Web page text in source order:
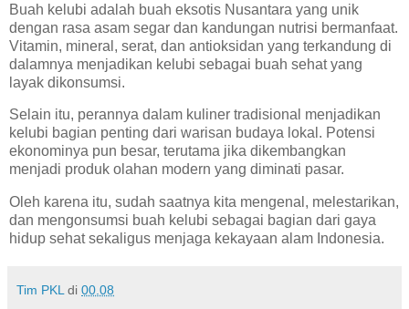
Buah kelubi adalah buah eksotis Nusantara yang unik
dengan rasa asam segar dan kandungan nutrisi bermanfaat.
Vitamin, mineral, serat, dan antioksidan yang terkandung di
dalamnya menjadikan kelubi sebagai buah sehat yang
layak dikonsumsi.
Selain itu, perannya dalam kuliner tradisional menjadikan
kelubi bagian penting dari warisan budaya lokal. Potensi
ekonominya pun besar, terutama jika dikembangkan
menjadi produk olahan modern yang diminati pasar.
Oleh karena itu, sudah saatnya kita mengenal, melestarikan,
dan mengonsumsi buah kelubi sebagai bagian dari gaya
hidup sehat sekaligus menjaga kekayaan alam Indonesia.
Tim PKL di 00.08